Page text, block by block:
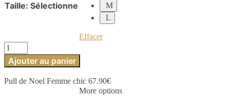
Taille: Sélectionne
M
L
Effacer
quantité
de
Pull
Noel
Ajouter au panier
Pull de Noel Femme chic 67.90€
More options